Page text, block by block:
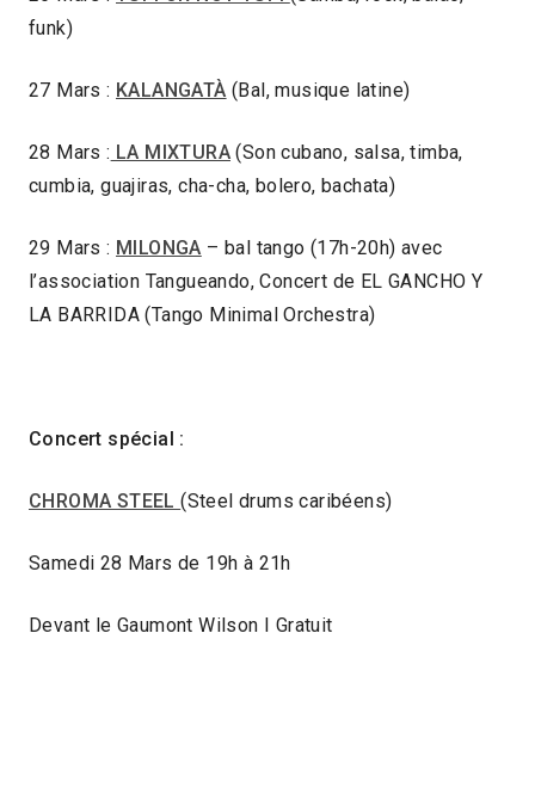
funk)
27 Mars : KALANGATÀ (Bal, musique latine)
28 Mars : LA MIXTURA (Son cubano, salsa, timba,
cumbia, guajiras, cha-cha, bolero, bachata)
29 Mars : MILONGA – bal tango (17h-20h) avec
l’association Tangueando, Concert de EL GANCHO Y
LA BARRIDA (Tango Minimal Orchestra)
Concert spécial :
CHROMA STEEL(Steel drums caribéens)
Samedi 28 Mars de 19h à 21h
Devant le Gaumont Wilson I Gratuit